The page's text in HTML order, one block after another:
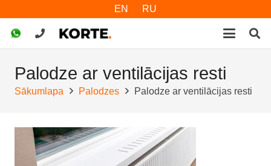
EN RU
Palodze ar ventilācijas resti
Sākumlapa Palodzes Palodze ar ventilācijas resti